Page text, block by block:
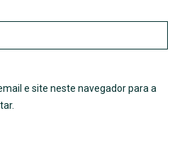
e site neste navegador para a